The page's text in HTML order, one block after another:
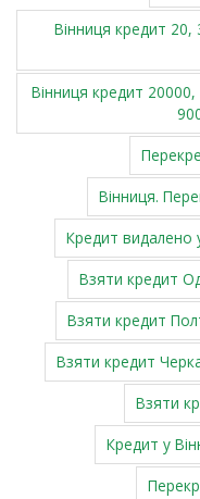
Вінниця кредит
Вінниця кредит
Вінниця.
Кредит видалено
Взяти кредит
Взяти кредит
Взяти кредит
Взяти
Кредит у